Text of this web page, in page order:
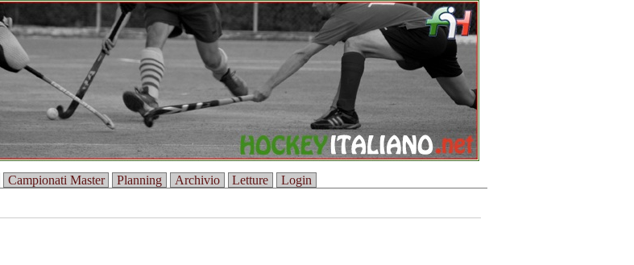
Campionati Master Planning Archivio Letture Login